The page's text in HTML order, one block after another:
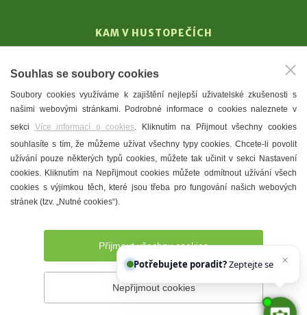
KAM V HUSTOPEČÍCH
T. G. Masaryk
Mandloně
Ubytování
Restaurace
Městské muzeum a galerie
Denní meníčka
Prohlášení o přístupnosti Správce webu
Souhlas se soubory cookies
Soubory cookies využíváme k zajištění nejlepší uživatelské zkušenosti s
našimi webovými stránkami. Podrobné informace o cookies naleznete v
sekci Více informací o cookies. Kliknutím na Přijmout všechny cookies
souhlasíte s tím, že můžeme užívat všechny typy cookies. Chcete-li povolit
užívání pouze některých typů cookies, můžete tak učinit v sekci Nastavení
cookies. Kliknutím na Nepřijmout cookies můžete odmítnout užívání všech
cookies s výjimkou těch, které jsou třeba pro fungování našich webových
stránek (tzv. „Nutné cookies“).
Přijmout všechny cookies
Nepřijmout cookies
Potřebujete poradit?Zeptejte se našeho as